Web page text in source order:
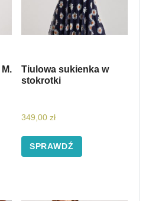
Tiulowa sukienka w
stokrotki
349,00 zł
SPRAWDŹ